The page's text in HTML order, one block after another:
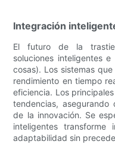
Integración
El futuro de la
soluciones inteligentes
cosas). Los sistemas
rendimiento en tiempo
eficiencia. Los
tendencias,
de la innovación. Se
inteligentes transforme
adaptabilidad sin